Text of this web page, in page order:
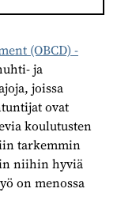
(OBCD) -
ja
joissa
ovat
koulutusten
tarkemmin
niihin hyviä
on menossa